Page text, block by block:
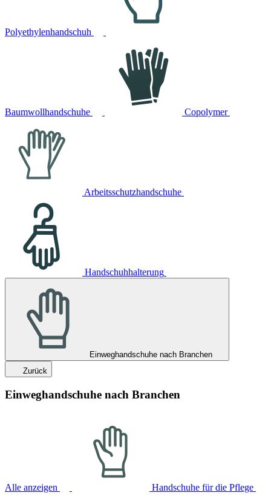
Polyethylenhandschuh
Baumwollhandschuhe Copolymer
Arbeitsschutzhandschuhe
Handschuhhalterung
Einweghandschuhe nach Branchen
Zurück
Einweghandschuhe nach Branchen
Alle anzeigen Handschuhe für die Pflege